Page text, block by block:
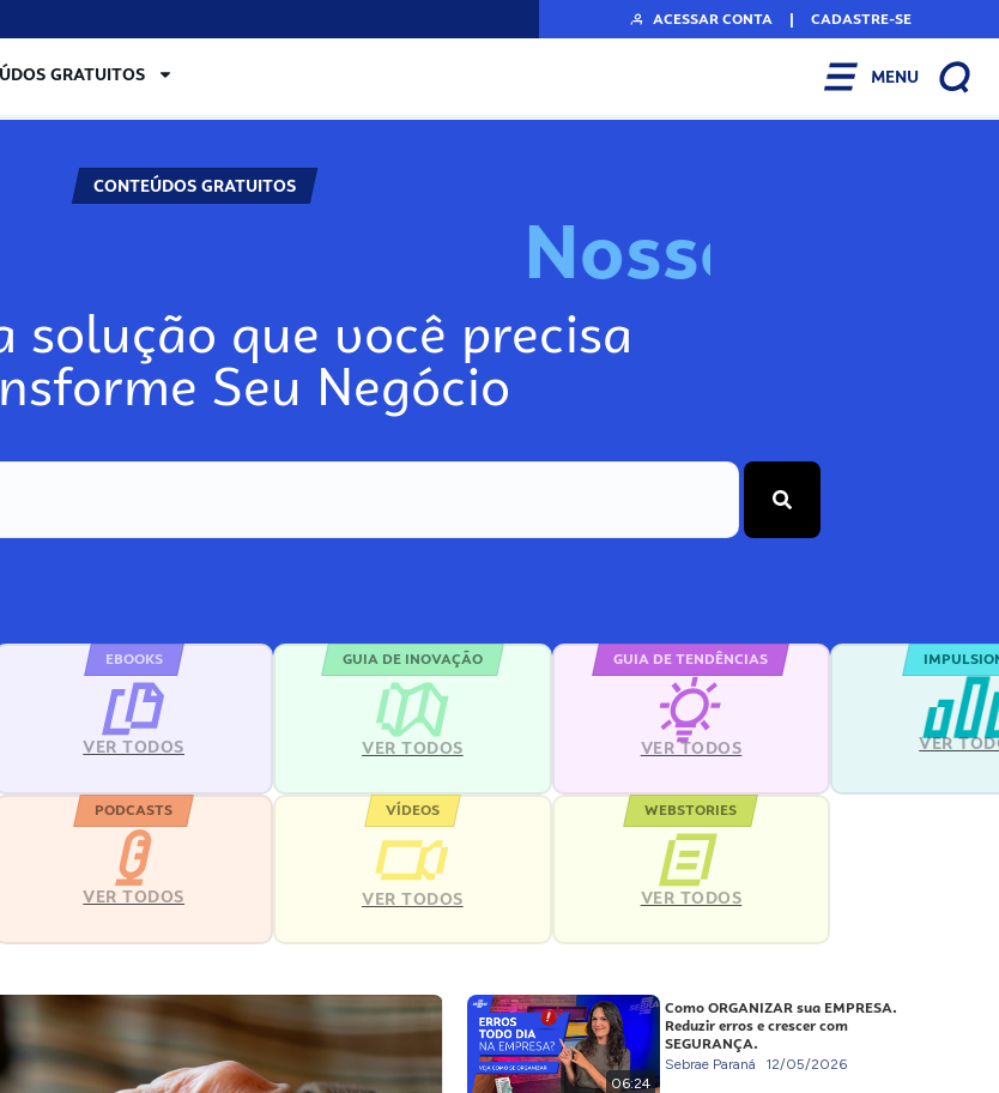
ACESSAR CONTA | CADASTRE-SE
GRATUITOS MENU
CONTEÚDOS GRATUITOS
Nosso
solução que você precisa
Seu Negócio
EBOOKS
VER TODOS
GUIA DE INOVAÇÃO
VER TODOS
GUIA DE TENDÊNCIAS
VER TODOS VER
PODCASTS
VER TODOS
VÍDEOS
VER TODOS
WEBSTORIES
VER TODOS
06:24
Como ORGANIZAR sua EMPRESA.
Reduzir erros e crescer com
SEGURANÇA.
Sebrae Paraná 12/05/2026